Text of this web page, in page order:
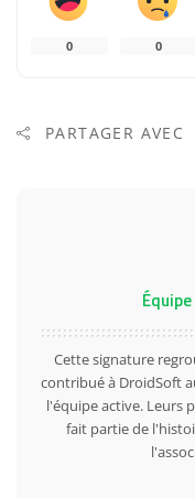
0 0
PARTAGER AVEC
Cette signature
contribué à DroidSoft
l'équipe active. Leurs
fait partie de